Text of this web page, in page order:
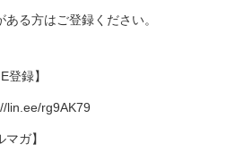
ある方はご登録ください。
登録】
lin.ee/rg9AK79
マガ】